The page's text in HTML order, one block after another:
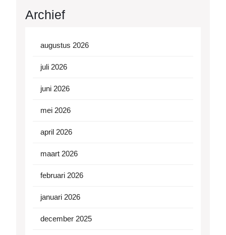
Archief
augustus 2026
juli 2026
juni 2026
mei 2026
april 2026
maart 2026
februari 2026
januari 2026
december 2025